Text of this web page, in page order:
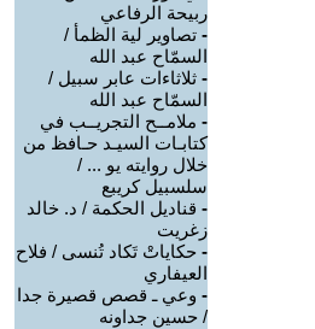
ربيحة الرفاعي
- تصاوير لية الظمأ /
السمّاح عبد الله
- ثلاثاءات عابر سبيل /
السمّاح عبد الله
- ملامــح التجريــب في
كتابـات السيـد حـافظ من
خلال روايته يو ... /
سلسبيل كريبع
- قناديل الحكمة / د. خالد
زغريت
- حكاياتْ تَكاد تُنسى / فلاح
العيفاري
- وعي ـ قصص قصيرة جدا
/ حسين جداونه